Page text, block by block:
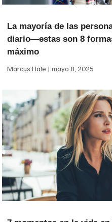
La mayoría de las
diario—estas son 8
máximo
Marcus Hale mayo 8, 2025